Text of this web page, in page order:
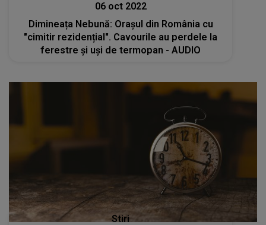
06 oct 2022
Dimineața Nebună: Orașul din România cu
"cimitir rezidențial". Cavourile au perdele la
ferestre și uși de termopan - AUDIO
Stiri